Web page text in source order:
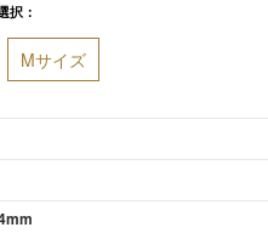
択：
Mサイズ